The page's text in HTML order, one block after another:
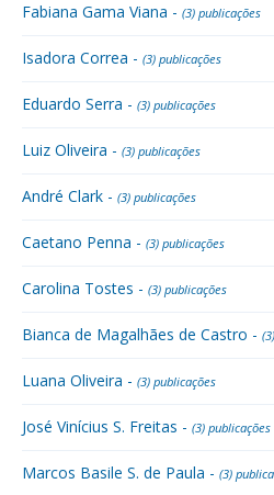
Fabiana Gama Viana - (3) publicações
Isadora Correa - (3) publicações
Eduardo Serra - (3) publicações
Luiz Oliveira - (3) publicações
André Clark - (3) publicações
Caetano Penna - (3) publicações
Carolina Tostes - (3) publicações
Bianca de Magalhães de Castro -
Luana Oliveira - (3) publicações
José Vinícius S. Freitas - (3) publicações
Marcos Basile S. de Paula - (3)